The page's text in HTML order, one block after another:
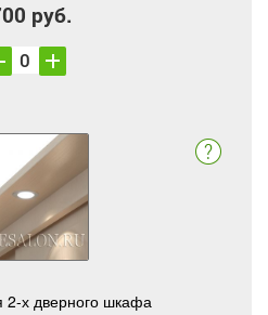
руб.
2-х дверного шкафа